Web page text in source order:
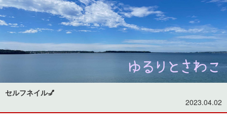
セルフネイル💅
2023.04.02